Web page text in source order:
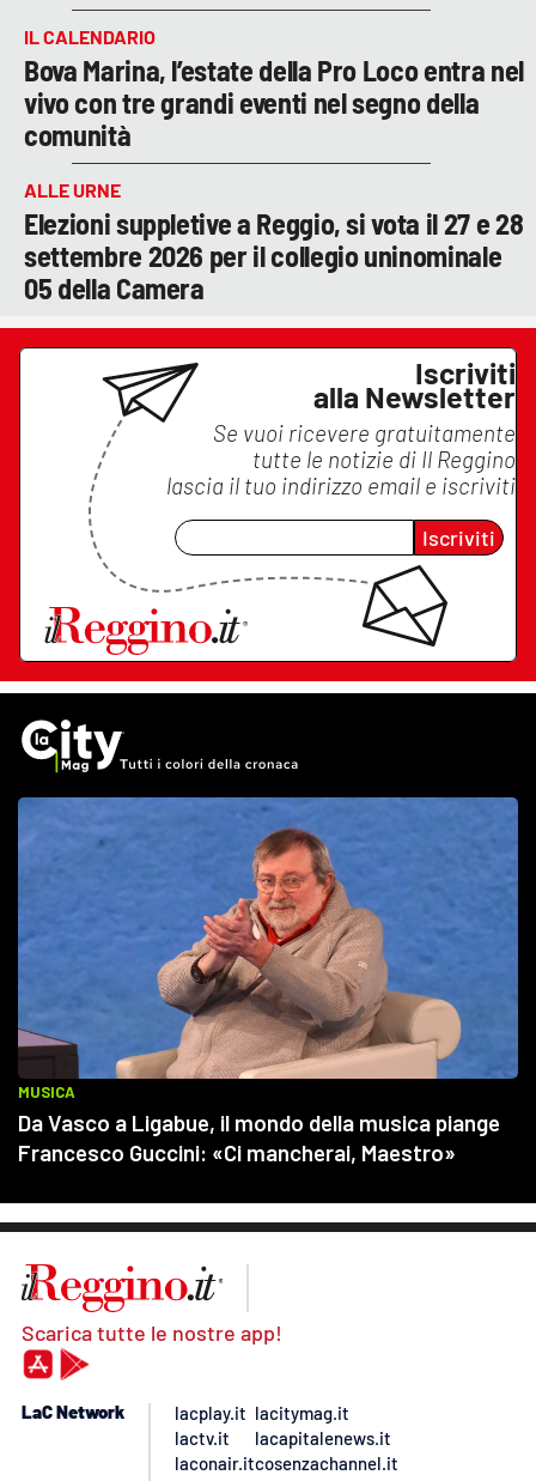
IL CALENDARIO
Bova Marina, l’estate della Pro Loco entra nel
vivo con tre grandi eventi nel segno della
comunità
ALLE URNE
Elezioni suppletive a Reggio, si vota il 27 e 28
settembre 2026 per il collegio uninominale
05 della Camera
Iscriviti
alla Newsletter
Se vuoi ricevere gratuitamente
tutte le notizie di Il Reggino
lascia il tuo indirizzo email e iscriviti
Iscriviti
Scarica tutte le nostre app!
LaC Network
lacplay.it
lactv.it
laconair.it
lacitymag.it
lacapitalenews.it
cosenzachannel.it